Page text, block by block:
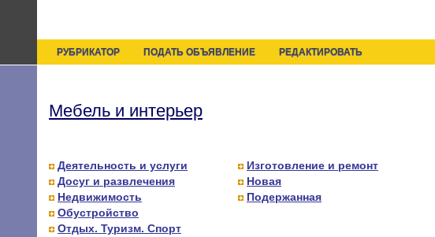
РУБРИКАТОР ПОДАТЬ ОБЪЯВЛЕНИЕ РЕДАКТИРОВАТЬ
Мебель и интерьер
Деятельность и услуги
Досуг и развлечения
Недвижимость
Обустройство
Отдых. Туризм. Спорт
Изготовление и ремонт
Новая
Подержанная